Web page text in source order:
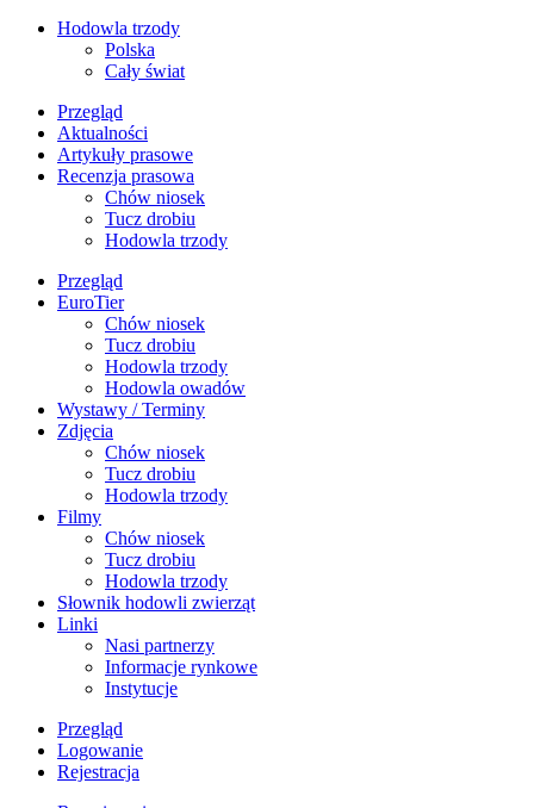
Hodowla trzody
Polska
Cały świat
Przegląd
Aktualności
Artykuły prasowe
Recenzja prasowa
Chów niosek
Tucz drobiu
Hodowla trzody
Przegląd
EuroTier
Chów niosek
Tucz drobiu
Hodowla trzody
Hodowla owadów
Wystawy / Terminy
Zdjęcia
Chów niosek
Tucz drobiu
Hodowla trzody
Filmy
Chów niosek
Tucz drobiu
Hodowla trzody
Słownik hodowli zwierząt
Linki
Nasi partnerzy
Informacje rynkowe
Instytucje
Przegląd
Logowanie
Rejestracja